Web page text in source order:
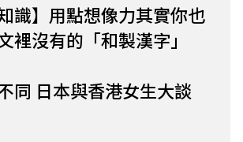
識】用點想像力其實你也
裡沒有的「和製漢字」
同 日本與香港女生大談